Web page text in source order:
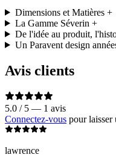
Dimensions et Matières +
La Gamme Séverin +
De l'idée au produit,
Un Paravent design
Avis clients
5.0 / 5 — 1 avis
Connectez-vous pour laisser
lawrence